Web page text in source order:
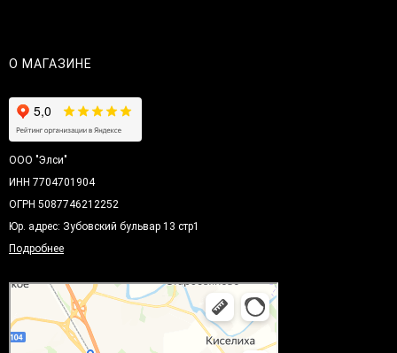
О МАГАЗИНЕ
ООО "Элси"
ИНН 7704701904
ОГРН 5087746212252
Юр. адрес: Зубовский бульвар 13 стр1
Подробнее